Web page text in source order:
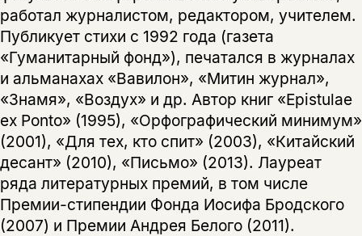
работал журналистом, редактором, учителем.
Публикует стихи с 1992 года (газета
«Гуманитарный фонд»), печатался в журналах
и альманахах «Вавилон», «Митин журнал»,
«Знамя», «Воздух» и др. Автор книг «Epistulae
ex Ponto» (1995), «Орфографический минимум»
(2001), «Для тех, кто спит» (2003), «Китайский
десант» (2010), «Письмо» (2013). Лауреат
ряда литературных премий, в том числе
Премии-стипендии Фонда Иосифа Бродского
(2007) и Премии Андрея Белого (2011).
Поделиться
Копировать
ссылку
ВконтактеТелеграм Дзен
Я соглашаюсь сПолитикой конфиденциальности
подписаться
Я соглашаюсь сПолитикой конфиденциальности
подписаться
Скажите, пожалуйста,
вам уже исполнилось 18 лет?
да
нет, вернуться назад